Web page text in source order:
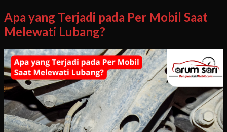
Apa yang Terjadi pada Per Mobil Saat
Melewati Lubang?